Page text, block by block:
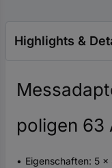
Highlights &
poligen 63
Eigenschaften: 5 x